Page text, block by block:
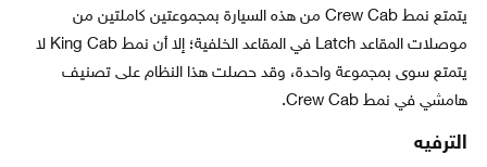
يتمتع نمط Crew Cab من هذه السيارة بمجموعتين كاملتين من
موصلات المقاعد Latch في المقاعد الخلفية؛ إلا أن نمط King Cab لا
يتمتع سوى بمجموعة واحدة، وقد حصلت هذا النظام على تصنيف
هامشي في نمط Crew Cab.
الترفيه